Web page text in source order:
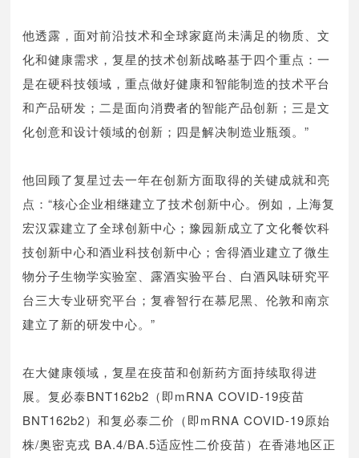
他透露，面对前沿技术和全球家庭尚未满足的物质、文
化和健康需求，复星的技术创新战略基于四个重点：一
是在硬科技领域，重点做好健康和智能制造的技术平台
和产品研发；二是面向消费者的智能产品创新；三是文
化创意和设计领域的创新；四是解决制造业瓶颈。”
他回顾了复星过去一年在创新方面取得的关键成就和亮
点：“核心企业相继建立了技术创新中心。例如，上海复
宏汉霖建立了全球创新中心；豫园新成立了文化餐饮科
技创新中心和酒业科技创新中心；舍得酒业建立了微生
物分子生物学实验室、露酒实验平台、白酒风味研究平
台三大专业研究平台；复睿智行在慕尼黑、伦敦和南京
建立了新的研发中心。”
在大健康领域，复星在疫苗和创新药方面持续取得进
展。复必泰BNT162b2（即mRNA COVID-19疫苗
BNT162b2）和复必泰二价（即mRNA COVID-19原始
株/奥密克戎 BA.4/BA.5适应性二价疫苗）在香港地区正